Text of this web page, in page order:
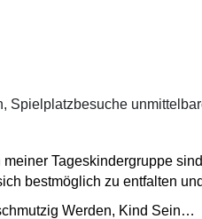
Spielplatzbesuche
Tageskindergruppe
bestmöglich zu entfalten
Werden, Kind Sein…